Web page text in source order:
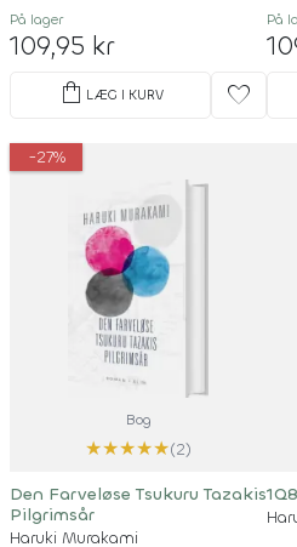
På lager
109,95 kr
shopping_bag LÆG I KURV favorite
På
-27%
Bog
★★★★★(2)
Den Farveløse Tsukuru Tazakis
Pilgrimsår
Haruki Murakami